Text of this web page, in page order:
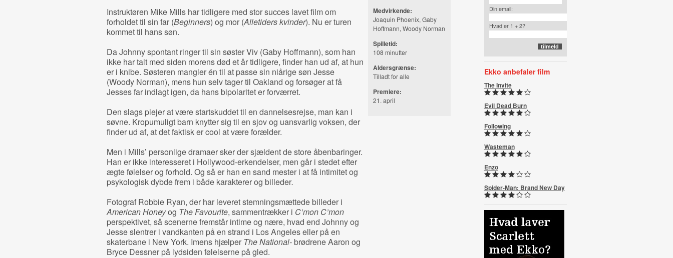
Instruktøren Mike Mills har tidligere med stor succes lavet film om
forholdet til sin far (Beginners) og mor (Alletiders kvinder). Nu er turen
kommet til hans søn.
Da Johnny spontant ringer til sin søster Viv (Gaby Hoffmann), som han
ikke har talt med siden morens død et år tidligere, finder han ud af, at hun
er i knibe. Søsteren mangler én til at passe sin niårige søn Jesse
(Woody Norman), mens hun selv tager til Oakland og forsøger at få
Jesses far indlagt igen, da hans bipolaritet er forværret.
Den slags plejer at være startskuddet til en dannelsesrejse, man kan i
søvne. Kropumuligt barn knytter sig til en sjov og uansvarlig voksen, der
finder ud af, at det faktisk er cool at være forælder.
Men i Mills’ personlige dramaer sker der sjældent de store åbenbaringer.
Han er ikke interesseret i Hollywood-erkendelser, men går i stedet efter
ægte følelser og forhold. Og så er han en sand mester i at få intimitet og
psykologisk dybde frem i både karakterer og billeder.
Fotograf Robbie Ryan, der har leveret stemningsmættede billeder i
American Honeyog The Favourite, sammentrækker i C’mon C’mon
perspektivet, så scenerne fremstår intime og nære, hvad end Johnny og
Jesse slentrer i vandkanten på en strand i Los Angeles eller på en
skaterbane i New York. Imens hjælper The National-brødrene Aaron og
Bryce Dessner på lydsiden følelserne på gled.
Medvirkende:
Joaquin Phoenix, Gaby
Hoffmann, Woody Norman
Spilletid:
108 minutter
Aldersgrænse:
Tilladt for alle
Premiere:
21. april
Din email:
Hvad er 1 + 2?
Ekko anbefaler film
The Invite
Evil Dead Burn
Following
Wasteman
Enzo
Spider-Man: Brand New Day